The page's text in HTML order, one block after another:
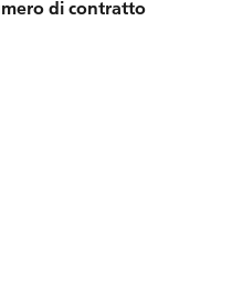
di contratto